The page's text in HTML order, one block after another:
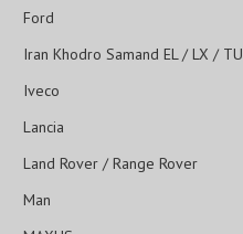
Ford
Iran Khodro Samand EL / LX / TU
Iveco
Lancia
Land Rover / Range Rover
Man